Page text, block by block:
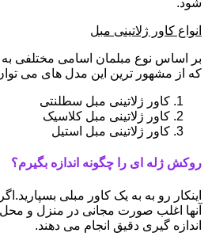
شود.
انواع کاور ژلاتینی مبل
بر اساس نوع مبلمان اسامی مختلفی به
که از مشهور ترین این مدل های می
کاور ژلاتینی مبل سطلنتی
کاور ژلاتینی مبل کلاسیک
کاور ژلاتینی مبل استیل
روکش ژله ای را چگونه اندازه بگیرم؟
اینکار رو به به یک کاور مبلی
آنها اغلب صورت مجانی در منزل و
اندازه گیری دقیق انجام می دهند.